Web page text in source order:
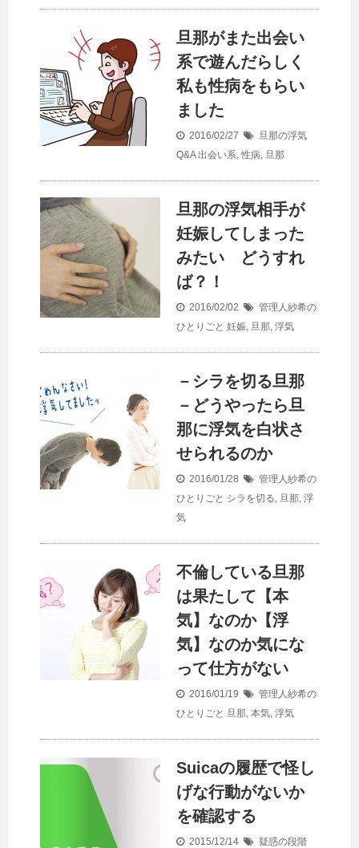
旦那がまた出会い
系で遊んだらしく
私も性病をもらい
ました
2016/02/27
旦那の浮気
Q&A 出会い系, 性病, 旦那
旦那の浮気相手が
妊娠してしまった
みたい どうすれ
ば？！
2016/02/02
管理人紗希の
ひとりごと 妊娠, 旦那, 浮気
－シラを切る旦那
－どうやったら旦
那に浮気を白状さ
せられるのか
2016/01/28
管理人紗希の
ひとりごと シラを切る, 旦那, 浮
気
不倫している旦那
は果たして【本
気】なのか【浮
気】なのか気にな
って仕方がない
2016/01/19
管理人紗希の
ひとりごと 旦那, 本気, 浮気
Suicaの履歴で怪し
げな行動がないか
を確認する
2015/12/14
疑惑の段階